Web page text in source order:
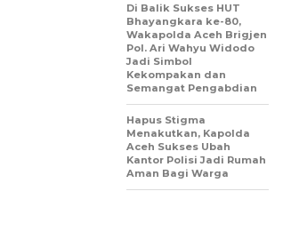
Di Balik Sukses HUT
Bhayangkara ke-80,
Wakapolda Aceh Brigjen
Pol. Ari Wahyu Widodo
Jadi Simbol
Kekompakan dan
Semangat Pengabdian
Hapus Stigma
Menakutkan, Kapolda
Aceh Sukses Ubah
Kantor Polisi Jadi Rumah
Aman Bagi Warga